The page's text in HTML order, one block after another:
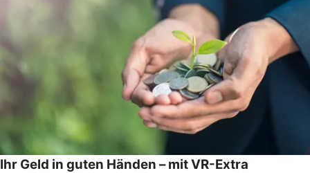
Ihr Geld in guten Händen – mit VR-Extra